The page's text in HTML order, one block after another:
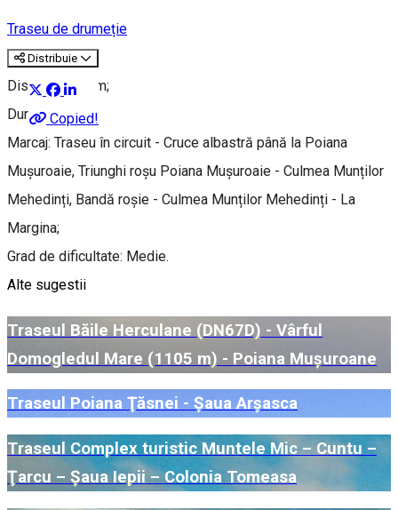
Traseu de drumeție
Distribuie
Copied!
Distanță: 8,5 km;
Durată: 8 ore;
Marcaj: Traseu în circuit - Cruce albastră până la Poiana
Mușuroaie, Triunghi roșu Poiana Mușuroaie - Culmea Munților
Mehedinți, Bandă roșie - Culmea Munților Mehedinți - La
Margina;
Grad de dificultate: Medie.
Alte sugestii
Traseul Băile Herculane (DN67D) - Vârful
Domogledul Mare (1105 m) - Poiana Mușuroane
Traseul Poiana Ţăsnei - Șaua Arșasca
Traseul Complex turistic Muntele Mic – Cuntu –
Ţarcu – Șaua Iepii – Colonia Tomeasa